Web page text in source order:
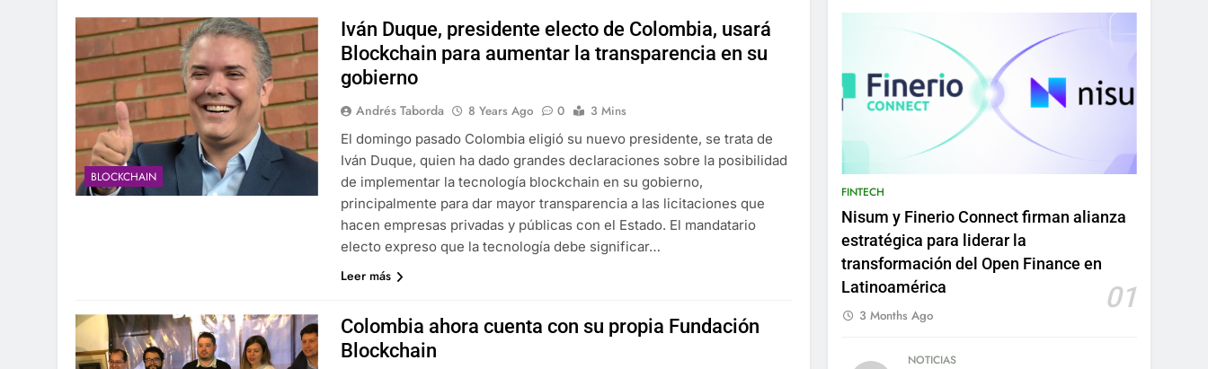
BLOCKCHAIN
Iván Duque, presidente electo de Colombia, usará
Blockchain para aumentar la transparencia en su
gobierno
Andrés Taborda 8 Years Ago 0
3 Mins
El domingo pasado Colombia eligió su nuevo presidente, se trata de
Iván Duque, quien ha dado grandes declaraciones sobre la posibilidad
de implementar la tecnología blockchain en su gobierno,
principalmente para dar mayor transparencia a las licitaciones que
hacen empresas privadas y públicas con el Estado. El mandatario
electo expreso que la tecnología debe significar…
Leer más
Colombia ahora cuenta con su propia Fundación
Blockchain
FINTECH
Nisum y Finerio Connect firman alianza
estratégica para liderar la
transformación del Open Finance en
Latinoamérica
01
3 Months Ago
NOTICIAS